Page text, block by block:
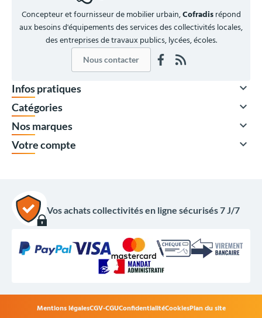
À partir de
402,50 €HT
Quantité
Prix unitaire HT
x8
418,50 €
Concepteur et fournisseur de mobilier urbain,Cofradisrépond
aux besoins d'équipements des services des collectivités locales,
des entreprises de travaux publics, lycées, écoles.
Nous contacter
Infos pratiques 
Catégories 
Nos marques 
Votre compte 
Vos achats collectivités en ligne sécurisés 7 J/7
Mentions légalesCGV-CGUConfidentialitéCookiesPlan du site